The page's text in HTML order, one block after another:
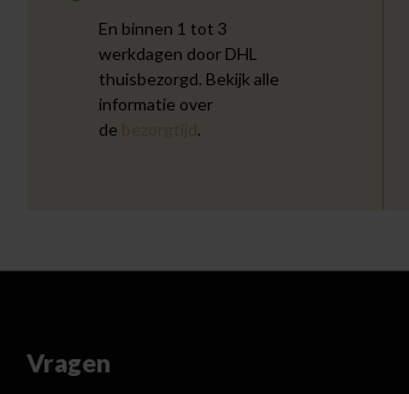
En binnen 1 tot 3
werkdagen door DHL
thuisbezorgd. Bekijk alle
informatie over
de bezorgtijd.
Vragen